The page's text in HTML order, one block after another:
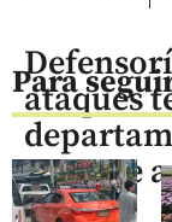
Para
ataques
urgente